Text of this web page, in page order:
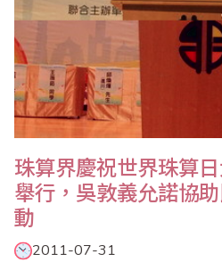
珠算界慶祝世界珠算
舉行，吳敦義允諾協
動
2011-07-31